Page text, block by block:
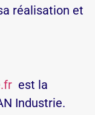
réalisation et
est la
Industrie.